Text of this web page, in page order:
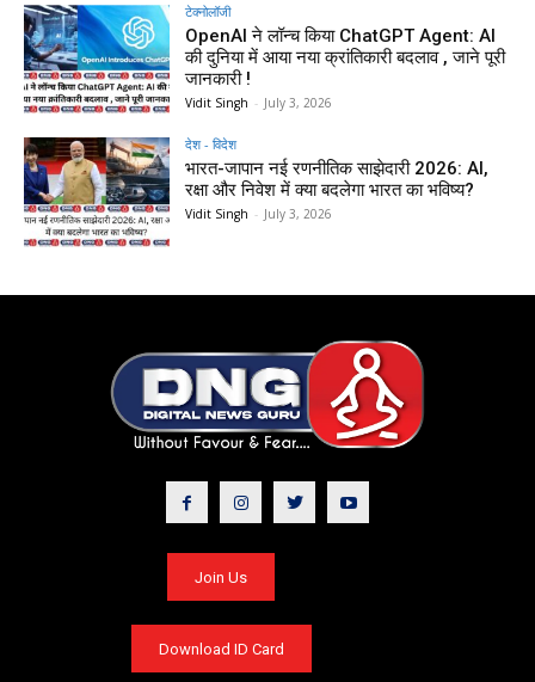
टेक्नोलॉजी
OpenAI ने लॉन्च किया ChatGPT Agent: AI
की दुनिया में आया नया क्रांतिकारी बदलाव , जाने पूरी
जानकारी !
Vidit Singh - July 3, 2026
देश - विदेश
भारत-जापान नई रणनीतिक साझेदारी 2026: AI,
रक्षा और निवेश में क्या बदलेगा भारत का भविष्य?
Vidit Singh - July 3, 2026
Join Us
Download ID Card